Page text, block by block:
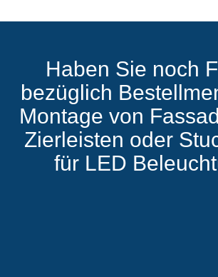
Haben Sie noch
bezüglich
Montage von
Zierleisten oder
für LED